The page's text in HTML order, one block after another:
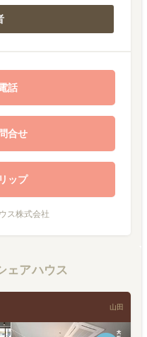
話
合せ
ップ
ス株式会社
ェアハウス
山田